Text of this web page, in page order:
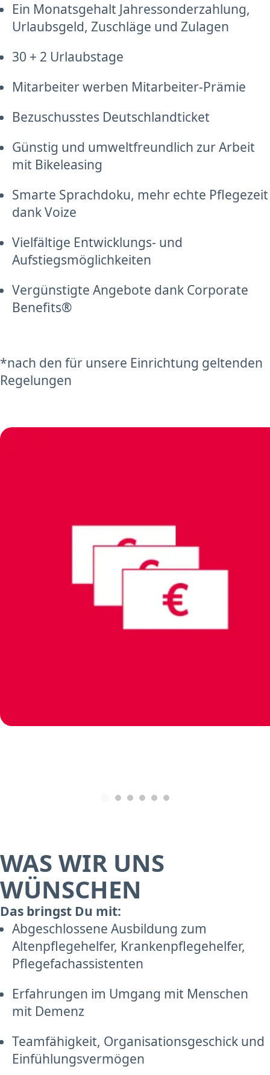
Ein Monatsgehalt Jahressonderzahlung,
Urlaubsgeld, Zuschläge und Zulagen
30 + 2 Urlaubstage
Mitarbeiter werben Mitarbeiter-Prämie
Bezuschusstes Deutschlandticket
Günstig und umweltfreundlich zur Arbeit
mit Bikeleasing
Smarte Sprachdoku, mehr echte Pflegezeit
dank Voize
Vielfältige Entwicklungs- und
Aufstiegsmöglichkeiten
Vergünstigte Angebote dank Corporate
Benefits®
*nach den für unsere Einrichtung geltenden
Regelungen
WAS WIR UNS
WÜNSCHEN
Das bringst Du mit:
Abgeschlossene Ausbildung zum
Altenpflegehelfer, Krankenpflegehelfer,
Pflegefachassistenten
Erfahrungen im Umgang mit Menschen
mit Demenz
Teamfähigkeit, Organisationsgeschick und
Einfühlungsvermögen